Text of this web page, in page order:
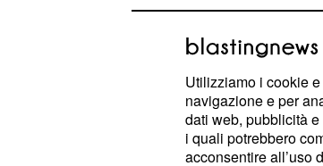
Il doping
amatoriale
Di doping tecnologico
ciclismo. I sospetti che
Utilizziamo i cookie
navigazione e per
dati web, pubblicità
i quali potrebbero
acconsentire all’uso